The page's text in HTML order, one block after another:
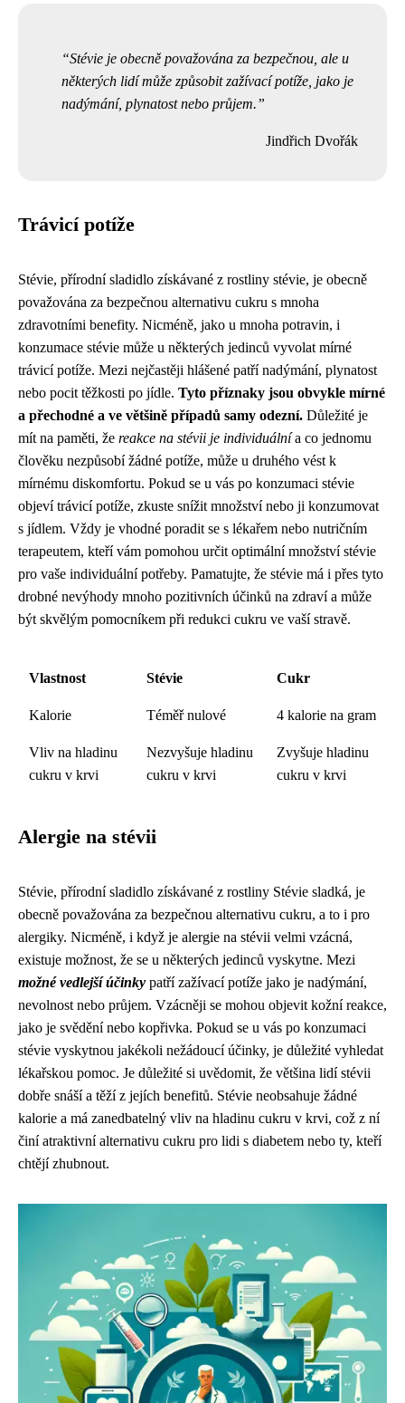
Stévie je obecně považována za bezpečnou, ale u
některých lidí může způsobit zažívací potíže, jako je
nadýmání, plynatost nebo průjem.
Jindřich Dvořák
Trávicí potíže
Stévie, přírodní sladidlo získávané z rostliny stévie, je obecně
považována za bezpečnou alternativu cukru s mnoha
zdravotními benefity. Nicméně, jako u mnoha potravin, i
konzumace stévie může u některých jedinců vyvolat mírné
trávicí potíže. Mezi nejčastěji hlášené patří nadýmání, plynatost
nebo pocit těžkosti po jídle. Tyto příznaky jsou obvykle mírné
a přechodné a ve většině případů samy odezní. Důležité je
mít na paměti, že reakce na stévii je individuálnía co jednomu
člověku nezpůsobí žádné potíže, může u druhého vést k
mírnému diskomfortu. Pokud se u vás po konzumaci stévie
objeví trávicí potíže, zkuste snížit množství nebo ji konzumovat
s jídlem. Vždy je vhodné poradit se s lékařem nebo nutričním
terapeutem, kteří vám pomohou určit optimální množství stévie
pro vaše individuální potřeby. Pamatujte, že stévie má i přes tyto
drobné nevýhody mnoho pozitivních účinků na zdraví a může
být skvělým pomocníkem při redukci cukru ve vaší stravě.
Vlastnost Stévie Cukr
Kalorie Téměř nulové 4 kalorie na gram
Vliv na hladinu
cukru v krvi
Nezvyšuje hladinu
cukru v krvi
Zvyšuje hladinu
cukru v krvi
Alergie na stévii
Stévie, přírodní sladidlo získávané z rostliny Stévie sladká, je
obecně považována za bezpečnou alternativu cukru, a to i pro
alergiky. Nicméně, i když je alergie na stévii velmi vzácná,
existuje možnost, že se u některých jedinců vyskytne. Mezi
možné vedlejší účinky patří zažívací potíže jako je nadýmání,
nevolnost nebo průjem. Vzácněji se mohou objevit kožní reakce,
jako je svědění nebo kopřivka. Pokud se u vás po konzumaci
stévie vyskytnou jakékoli nežádoucí účinky, je důležité vyhledat
lékařskou pomoc. Je důležité si uvědomit, že většina lidí stévii
dobře snáší a těží z jejích benefitů. Stévie neobsahuje žádné
kalorie a má zanedbatelný vliv na hladinu cukru v krvi, což z ní
činí atraktivní alternativu cukru pro lidi s diabetem nebo ty, kteří
chtějí zhubnout.